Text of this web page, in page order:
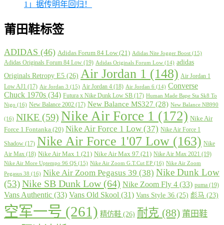
1」据传明年回归！
莆田鞋标签
ADIDAS (46) Adidas Forum 84 Low (21) Adidas Nite Jogger Boost (15)
Adidas Originals Forum 84 Low (19) Adidas Originals Forum Low (14) adidas
Originals Retropy E5 (26) Air Jordan 1 (148) Air Jordan 1
Low AJ1 (17) Air Jordan 3 (15) Air Jordan 4 (18) Air Jordan 6 (14) Converse
Chuck 1970s (34) Futura x Nike Dunk Low SB (17) Human Made Bape Sta Sk8 To
Nigo (16) New Balance 2002 (17) New Balance MS327 (28) New Balance NB990
(16) NIKE (59) Nike Air Force 1 (172) Nike Air
Force 1 Fontanka (20) Nike Air Force 1 Low (37) Nike Air Force 1
Shadow (17) Nike Air Force 1'07 Low (163) Nike
Air Max (18) Nike Air Max 1 (21) Nike Air Max 97 (21) Nike Air Max 2021 (19)
Nike Air More Uptempo 96 QS (15) Nike Air Zoom G.T.Cut EP (16) Nike Air Zoom
Pegasus 38 (16) Nike Air Zoom Pegasus 39 (38) Nike Dunk Low
(53)Nike SB Dunk Low(64) Nike Zoom Fly 4 (33) puma (19)
Vans Authentic (33) Vans Old Skool (31) Vans Style 36 (25) 彪马 (23)
空军一号 (261) 精仿鞋 (26) 耐克 (88) 莆田鞋